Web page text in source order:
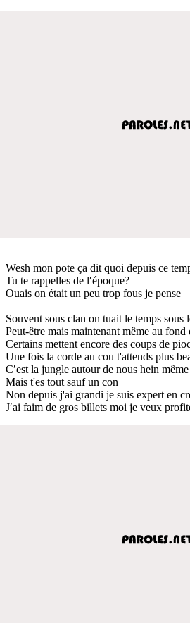
Wesh mon pote ça dit quoi depuis ce
Tu te rappelles de l′époque?
Ouais on était un peu trop fous je pense
Souvent sous clan on tuait le temps sous
Peut-être mais maintenant même au fond
Certains mettent encore des coups de
Une fois la corde au cou t'attends plus
C′est la jungle autour de nous hein
Mais t'es tout sauf un con
Non depuis j'ai grandi je suis expert en
J′ai faim de gros billets moi je veux